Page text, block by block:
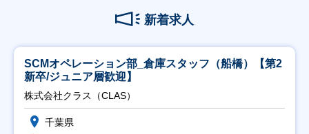
新着求人
SCMオペレーション部_倉庫スタッフ（船橋）【第2
新卒/ジュニア層歓迎】
株式会社クラス（CLAS）
千葉県